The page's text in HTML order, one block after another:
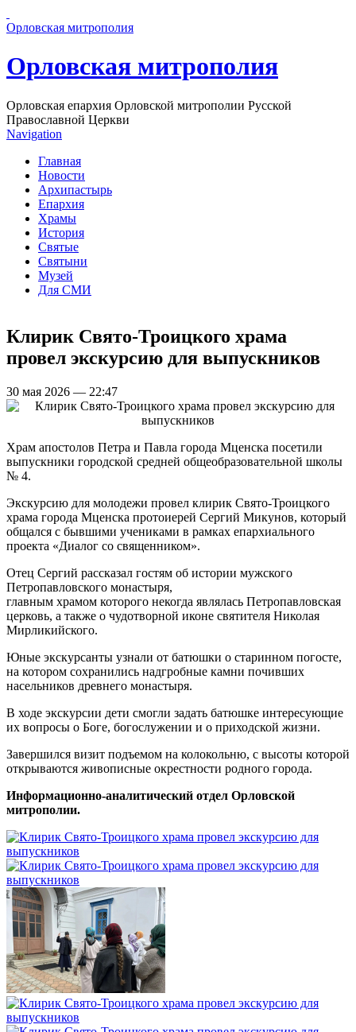
Орловская митрополия
Орловская митрополия
Орловская епархия Орловской митрополии Русской
Православной Церкви
Navigation
Главная
Новости
Архипастырь
Епархия
Храмы
История
Святые
Святыни
Музей
Для СМИ
Клирик Свято-Троицкого храма
провел экскурсию для выпускников
30 мая 2026 — 22:47
Храм апостолов Петра и Павла города Мценска посетили
выпускники городской средней общеобразовательной школы
№ 4.
Экскурсию для молодежи провел клирик Свято-Троицкого
храма города Мценска протоиерей Сергий Микунов, который
общался с бывшими учениками в рамках епархиального
проекта «Диалог со священником».
Отец Сергий рассказал гостям об истории мужского
Петропавловского монастыря,
главным храмом которого некогда являлась Петропавловская
церковь, а также о чудотворной иконе святителя Николая
Мирликийского.
Юные экскурсанты узнали от батюшки о старинном погосте,
на котором сохранились надгробные камни почивших
насельников древнего монастыря.
В ходе экскурсии дети смогли задать батюшке интересующие
их вопросы о Боге, богослужении и о приходской жизни.
Завершился визит подъемом на колокольню, с высоты которой
открываются живописные окрестности родного города.
Информационно-аналитический отдел Орловской
митрополии.